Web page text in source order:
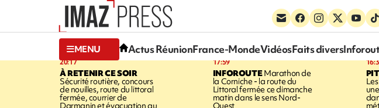
MENU Actus RéunionFrance-MondeVidéosFaits divers
20:17
À RETENIR CE SOIR
Sécurité routière, concours
de nouilles, route du littoral
fermée, courrier de
Darmanin et évacuation au
17:59
INFOROUTEMarathon de
la Corniche - la route du
Littoral fermée ce dimanche
matin dans le sens Nord-
Ouest